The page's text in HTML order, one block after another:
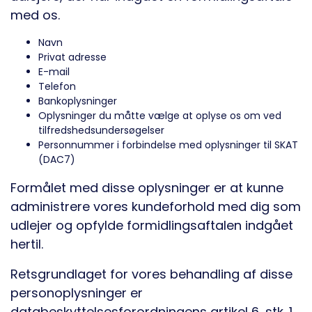
med os.
Navn
Privat adresse
E-mail
Telefon
Bankoplysninger
Oplysninger du måtte vælge at oplyse os om ved
tilfredshedsundersøgelser
Personnummer i forbindelse med oplysninger til SKAT
(DAC7)
Formålet med disse oplysninger er at kunne
administrere vores kundeforhold med dig som
udlejer og opfylde formidlingsaftalen indgået
hertil.
Retsgrundlaget for vores behandling af disse
personoplysninger er